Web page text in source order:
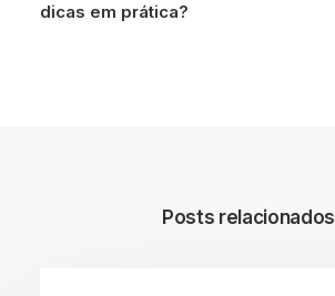
dicas em prática?
Posts relacionados